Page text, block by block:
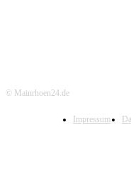
© Mainrhoen24.de
Impressum